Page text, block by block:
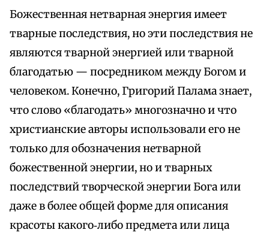
Божественная нетварная энергия имеет
тварные последствия, но эти последствия не
являются тварной энергией или тварной
благодатью — посредником между Богом и
человеком. Конечно, Григорий Палама знает,
что слово «благодать» многозначно и что
христианские авторы использовали его не
только для обозначения нетварной
божественной энергии, но и тварных
последствий творческой энергии Бога или
даже в более общей форме для описания
красоты какого‑либо предмета или лица